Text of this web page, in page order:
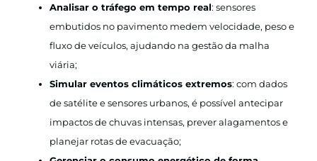
Analisar o tráfego em tempo real: sensores
embutidos no pavimento medem velocidade, peso e
fluxo de veículos, ajudando na gestão da malha
viária;
Simular eventos climáticos extremos: com dados
de satélite e sensores urbanos, é possível antecipar
impactos de chuvas intensas, prever alagamentos e
planejar rotas de evacuação;